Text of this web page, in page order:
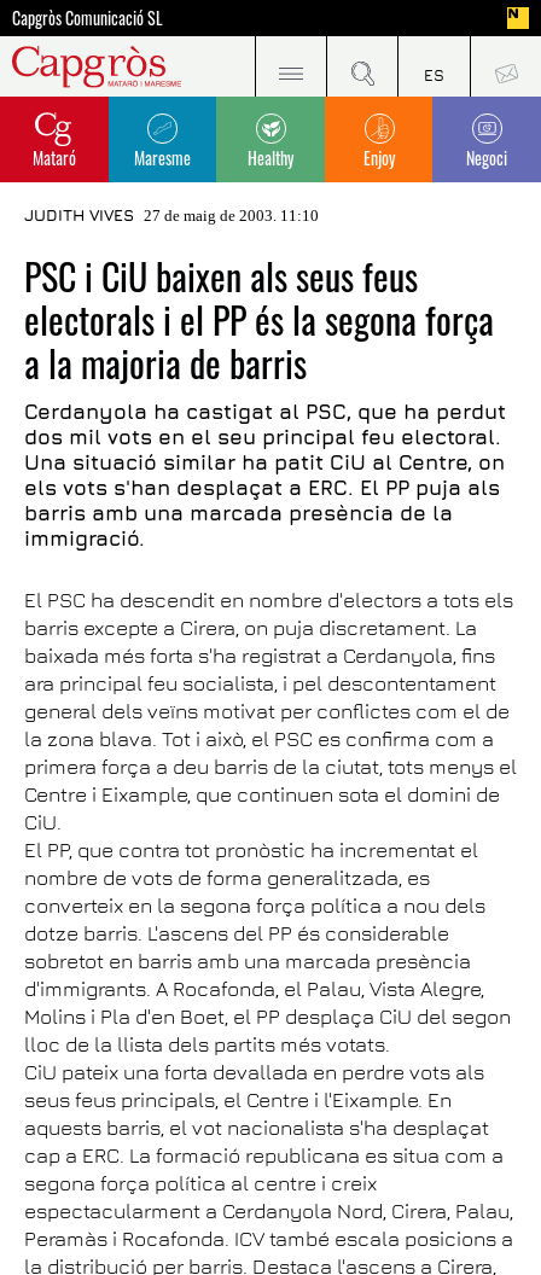
Capgròs Comunicació SL
Mataró Maresme Healthy Enjoy Negoci
JUDITH VIVES 27 de maig de 2003. 11:10
PSC i CiU baixen als seus feus
electorals i el PP és la segona força
a la majoria de barris
Cerdanyola ha castigat al PSC, que ha perdut
dos mil vots en el seu principal feu electoral.
Una situació similar ha patit CiU al Centre, on
els vots s'han desplaçat a ERC. El PP puja als
barris amb una marcada presència de la
immigració.
El PSC ha descendit en nombre d'electors a tots els
barris excepte a Cirera, on puja discretament. La
baixada més forta s'ha registrat a Cerdanyola, fins
ara principal feu socialista, i pel descontentament
general dels veïns motivat per conflictes com el de
la zona blava. Tot i això, el PSC es confirma com a
primera força a deu barris de la ciutat, tots menys el
Centre i Eixample, que continuen sota el domini de
CiU.
El PP, que contra tot pronòstic ha incrementat el
nombre de vots de forma generalitzada, es
converteix en la segona força política a nou dels
dotze barris. L'ascens del PP és considerable
sobretot en barris amb una marcada presència
d'immigrants. A Rocafonda, el Palau, Vista Alegre,
Molins i Pla d'en Boet, el PP desplaça CiU del segon
lloc de la llista dels partits més votats.
CiU pateix una forta devallada en perdre vots als
seus feus principals, el Centre i l'Eixample. En
aquests barris, el vot nacionalista s'ha desplaçat
cap a ERC. La formació republicana es situa com a
segona força política al centre i creix
espectacularment a Cerdanyola Nord, Cirera, Palau,
Peramàs i Rocafonda. ICV també escala posicions a
la distribució per barris. Destaca l'ascens a Cirera,